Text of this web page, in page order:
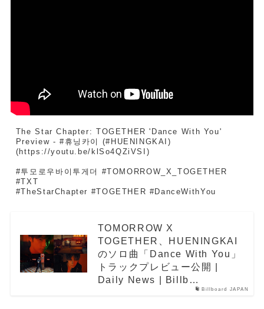
The Star Chapter: TOGETHER 'Dance With You'
Preview - #휴닝카이 (#HUENINGKAI)
(https://youtu.be/klSo4QZiVSI)
#투모로우바이투게더 #TOMORROW_X_TOGETHER
#TXT
#TheStarChapter #TOGETHER #DanceWithYou
Billboard JAPAN
TOMORROW X
TOGETHER、HUENINGKAI
のソロ曲「Dance With You」
トラックプレビュー公開 |
Daily News | Billb…